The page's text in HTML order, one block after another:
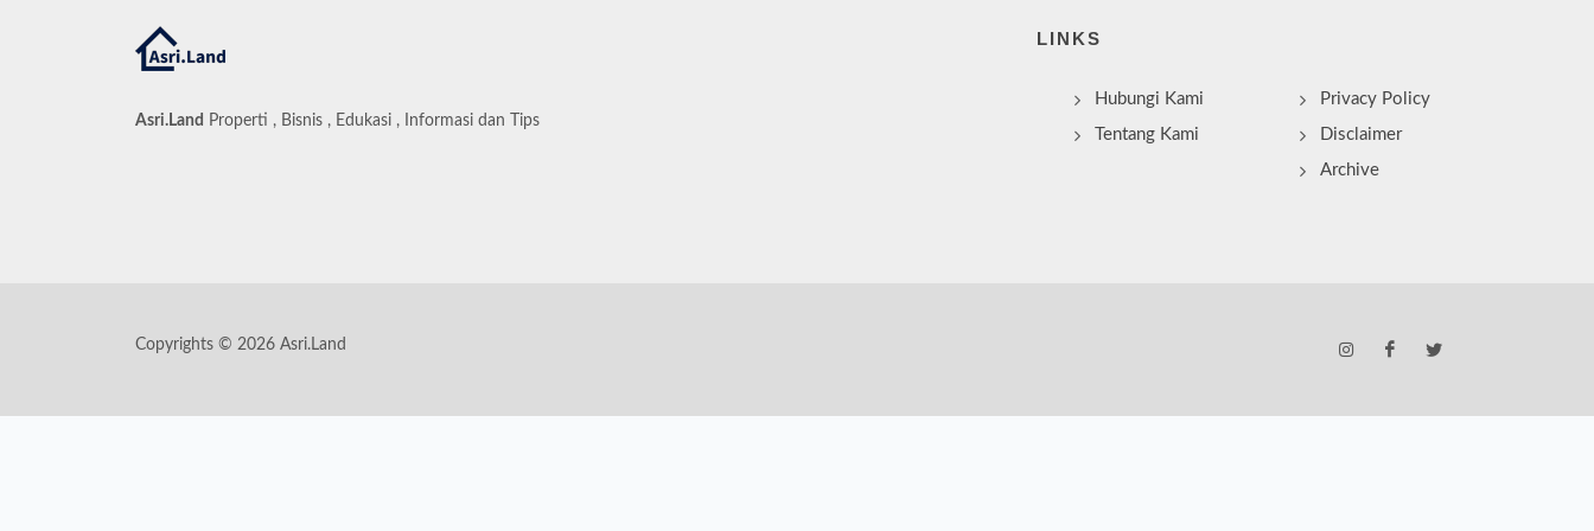
Asri.Land Properti , Bisnis , Edukasi , Informasi dan Tips
LINKS
Hubungi Kami
Tentang Kami
Privacy Policy
Disclaimer
Archive
Copyrights © 2026 Asri.Land